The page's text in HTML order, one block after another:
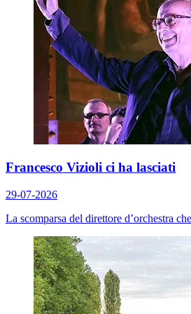
Francesco Vizioli ci ha lasciati
29-07-2026
La scomparsa del direttore d’orchestra